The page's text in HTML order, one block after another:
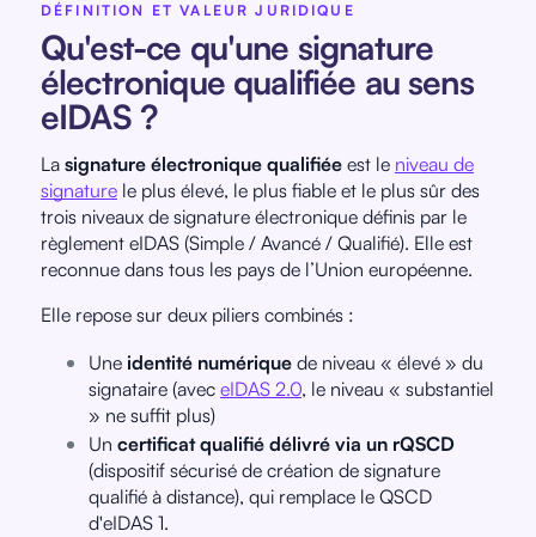
DÉFINITION ET VALEUR JURIDIQUE
Qu'est-ce qu'une signature
électronique qualifiée au sens
eIDAS ?
La signature électronique qualifiée est le niveau de
signature le plus élevé, le plus fiable et le plus sûr des
trois niveaux de signature électronique définis par le
règlement eIDAS (Simple / Avancé / Qualifié). Elle est
reconnue dans tous les pays de l’Union européenne.
Elle repose sur deux piliers combinés :
Une identité numérique de niveau « élevé » du
signataire (avec eIDAS 2.0, le niveau « substantiel
» ne suffit plus)
Un certificat qualifié délivré via un rQSCD
(dispositif sécurisé de création de signature
qualifié à distance), qui remplace le QSCD
d'eIDAS 1.